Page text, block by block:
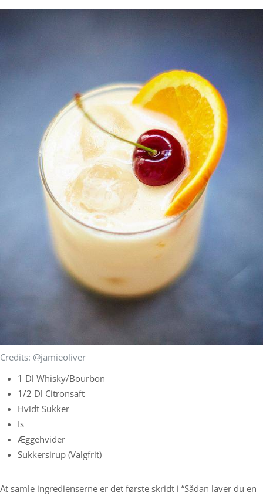
Credits: @jamieoliver
1 Dl Whisky/bourbon
1/2 Dl Citronsaft
Hvidt Sukker
Is
Æggehvider
Sukkersirup (valgfrit)
At samle ingredienserne er det første skridt i “Sådan laver du en